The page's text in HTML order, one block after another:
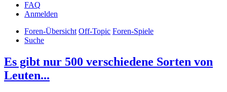
FAQ
Anmelden
Foren-Übersicht Off-Topic Foren-Spiele
Suche
Es gibt nur 500 verschiedene Sorten von
Leuten...